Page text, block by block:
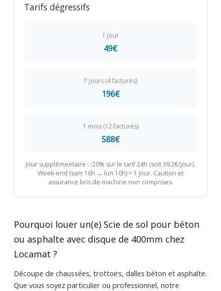
Tarifs dégressifs
1 jour
49€
7 jours (4 facturés)
196€
1 mois (12 facturés)
588€
Jour supplémentaire : -20% sur le tarif 24h (soit 39.2€/jour).
Week-end (sam 16h → lun 10h) = 1 jour. Caution et
assurance bris de machine non comprises.
Pourquoi louer un(e) Scie de sol pour béton
ou asphalte avec disque de 400mm chez
Locamat ?
Découpe de chaussées, trottoirs, dalles béton et asphalte.
Que vous soyez particulier ou professionnel, notre